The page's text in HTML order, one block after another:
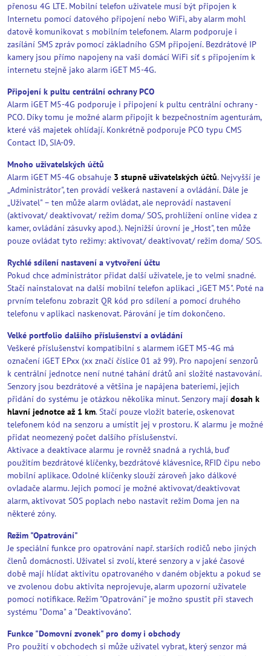
přenosu 4G LTE. Mobilní telefon uživatele musí být připojen k
Internetu pomocí datového připojení nebo WiFi, aby alarm mohl
datově komunikovat s mobilním telefonem. Alarm podporuje i
zasílání SMS zpráv pomocí základního GSM připojení. Bezdrátové IP
kamery jsou přímo napojeny na vaši domácí WiFi síť s připojením k
internetu stejně jako alarm iGET M5-4G.
Připojení k pultu centrální ochrany PCO
Alarm iGET M5-4G podporuje i připojení k pultu centrální ochrany -
PCO. Díky tomu je možné alarm připojit k bezpečnostním agenturám,
které váš majetek ohlídají. Konkrétně podporuje PCO typu CMS
Contact ID, SIA-09.
Mnoho uživatelských účtů
Alarm iGET M5-4G obsahuje 3 stupně uživatelských účtů. Nejvyšší je
„Administrátor", ten provádí veškerá nastavení a ovládání. Dále je
„Uživatel" – ten může alarm ovládat, ale neprovádí nastavení
(aktivovat/ deaktivovat/ režim doma/ SOS, prohlížení online videa z
kamer, ovládání zásuvky apod.). Nejnižší úrovní je „Host", ten může
pouze ovládat tyto režimy: aktivovat/ deaktivovat/ režim doma/ SOS.
Rychlé sdílení nastavení a vytvoření účtu
Pokud chce administrátor přidat další uživatele, je to velmi snadné.
Stačí nainstalovat na další mobilní telefon aplikaci „iGET M5". Poté na
prvním telefonu zobrazit QR kód pro sdílení a pomocí druhého
telefonu v aplikaci naskenovat. Párování je tím dokončeno.
Velké portfolio dalšího příslušenství a ovládání
Veškeré příslušenství kompatibilní s alarmem iGET M5-4G má
označení iGET EPxx (xx značí číslice 01 až 99). Pro napojení senzorů
k centrální jednotce není nutné tahání drátů ani složité nastavování.
Senzory jsou bezdrátové a většina je napájena bateriemi, jejich
přidání do systému je otázkou několika minut. Senzory mají dosah k
hlavní jednotce až 1 km. Stačí pouze vložit baterie, oskenovat
telefonem kód na senzoru a umístit jej v prostoru. K alarmu je možné
přidat neomezený počet dalšího příslušenství.
Aktivace a deaktivace alarmu je rovněž snadná a rychlá, buď
použitím bezdrátové klíčenky, bezdrátové klávesnice, RFID čipu nebo
mobilní aplikace. Odolné klíčenky slouží zároveň jako dálkové
ovladače alarmu. Jejich pomocí je možné aktivovat/deaktivovat
alarm, aktivovat SOS poplach nebo nastavit režim Doma jen na
některé zóny.
Režim "Opatrování"
Je speciální funkce pro opatrování např. starších rodičů nebo jiných
členů domácnosti. Uživatel si zvolí, které senzory a v jaké časové
době mají hlídat aktivitu opatrovaného v daném objektu a pokud se
ve zvolenou dobu aktivita neprojevuje, alarm upozorní uživatele
pomocí notifikace. Režim "Opatrování" je možno spustit při stavech
systému "Doma" a "Deaktivováno".
Funkce "Domovní zvonek" pro domy i obchody
Pro použití v obchodech si může uživatel vybrat, který senzor má